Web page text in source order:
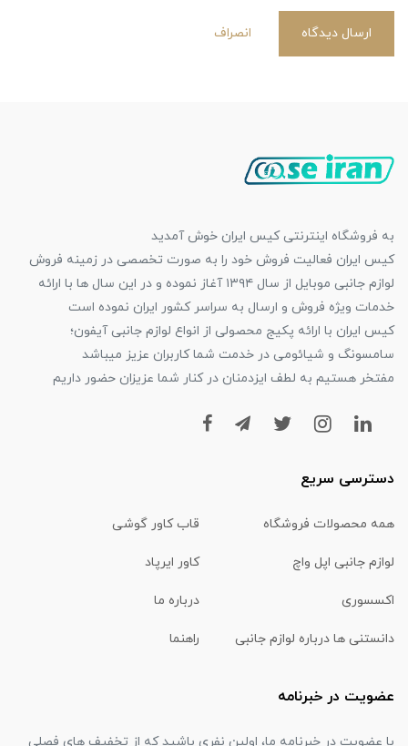
ارسال دیدگاه انصراف
به فروشگاه اینترنتی کیس ایران خوش آمدید
کیس ایران فعالیت فروش خود را به صورت تخصصی در زمینه فروش
لوازم جانبی موبایل از سال ۱۳۹۴ آغاز نموده و در این سال ها با ارائه
خدمات ویژه فروش و ارسال به سراسر کشور ایران نموده است
کیس ایران با ارائه پکیج محصولی از انواع لوازم جانبی آیفون؛
سامسونگ و شیائومی در خدمت شما کاربران عزیز میباشد
مفتخر هستیم به لطف ایزدمنان در کنار شما عزیزان حضور داریم
دسترسی سریع
همه محصولات فروشگاه قاب کاور گوشی
لوازم جانبی اپل واچ کاور ایرپاد
اکسسوری درباره ما
دانستنی ها درباره لوازم جانبی راهنما
عضویت در خبرنامه
با عضویت در خبرنامه ما، اولین نفری باشید که از تخفیف های فصلی